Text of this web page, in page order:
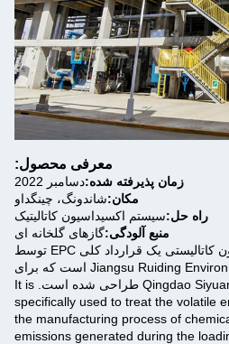
معرفی محصول:
زمان پذیرفته شده:دسامبر 2022
مکان:شاندونگ، چینگداو
راه حل:سیستم اکسیداسیون کاتالیتیک
منبع آلودگی:گازهای گلخانه ای
این سیستم اکسیداسیون کاتالیستی یک قرارداد کلی EPC توسط
Jiangsu Ruiding Environmental Engineering Co است که برای
Qingdao Siyuan Chemical Co., Ltd طراحی شده است. It is
specifically used to treat the volatile
the manufacturing process of
emissions generated during the